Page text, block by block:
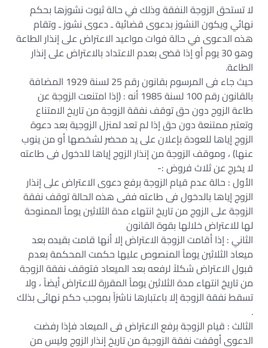
لا تستحق الزوجة النفقة وذلك في حالة ثبوت نشوزها بحكم
نهائي ويكون النشوز بدعوى قضائية ـ دعوى نشوز ـ وتقام
هذه الدعوى في حالة فوات مواعيد الاعتراض على إنذار الطاعة
وهو 30 يوم أو إذا قضى بعدم الاعتداد بالاعتراض على إنذار
الطاعة.
حيث جاء فى المرسوم بقانون رقم 25 لسنة 1929 المضافة
بالقانون رقم 100 لسنة 1985 أنه : (إذا امتنعت الزوجة عن
طاعة الزوج دون حق توقف نفقة الزوجة من تاريخ الامتناع
وتعتبر ممتنعة دون حق إذا لم تعد لمنزل الزوجية بعد دعوة
الزوج إياها للعودة بإعلان على يد محضر لشخصها أو من ينوب
عنها) ، وموقف الزوجة من إنذار الزوج إياها للدخول فى طاعته
لا يخرج عن ثلاث فروض :-
الأول : حالة عدم قيام الزوجة برفع دعوى الاعتراض على إنذار
الزوج إياها بالدخول فى طاعته ففى هذه الحالة توقف نفقة
الزوجة على الزوج من تاريخ انتهاء مدة الثلاثين يوماً الممنوحة
لها للاعتراض خلالها بقوة القانون
الثاني : إذا أقامت الزوجة الاعتراض إلا أنها قامت بقيده بعد
ميعاد الثلاثين يوماً المنصوص عليها حكمت المحكمة بعدم
قبول الاعتراض شكلاً لرفعه بعد الميعاد فتوقف نفقة الزوجة
من تاريخ انتهاء مدة الثلاثين يوماً المقررة للاعتراض أيضاً ، ولا
تسقط نفقة الزوجة إلا باعتبارها ناشزاً بموجب حكم نهائى بذلك
.
الثالث : قيام الزوجة برفع الاعتراض فى الميعاد فإذا رفضت
الدعوى أوقفت نفقة الزوجية من تاريخ إنذار الزوج وليس من